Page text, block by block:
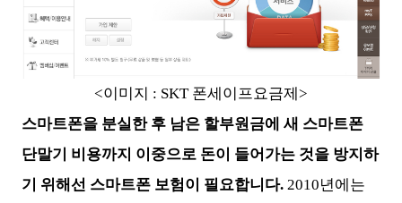
<이미지 : SKT 폰세이프요금제>
스마트폰을 분실한 후 남은 할부원금에 새 스마트폰
단말기 비용까지 이중으로 돈이 들어가는 것을 방지하
기 위해선 스마트폰 보험이 필요합니다. 2010년에는